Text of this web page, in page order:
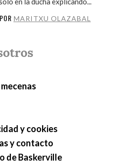
MARITXU OLAZABAL
y cookies
y contacto
de Baskerville